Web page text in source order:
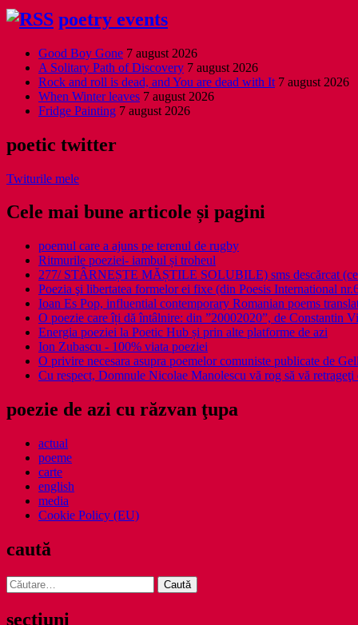
poetry events
Good Boy Gone 7 august 2026
A Solitary Path of Discovery 7 august 2026
Rock and roll is dead, and You are dead with It 7 august 2026
When Winter leaves 7 august 2026
Fridge Painting 7 august 2026
poetic twitter
Twiturile mele
Cele mai bune articole și pagini
poemul care a ajuns pe terenul de rugby
Ritmurile poeziei- iambul și troheul
277/ STÂRNEȘTE MĂȘTILE SOLUBILE) sms descărcat
Poezia şi libertatea formelor ei fixe (din Poesis International
Ioan Es Pop, influential contemporary Romanian poems
O poezie care îți dă întâlnire: din ”20002020”, de Constantin
Energia poeziei la Poetic Hub și prin alte platforme de azi
Ion Zubascu - 100% viata poeziei
O privire necesara asupra poemelor comuniste publicate de
Cu respect, Domnule Nicolae Manolescu vă rog să vă
poezie de azi cu răzvan ţupa
actual
poeme
carte
english
media
Cookie Policy (EU)
caută
Caută
după:
secţiuni